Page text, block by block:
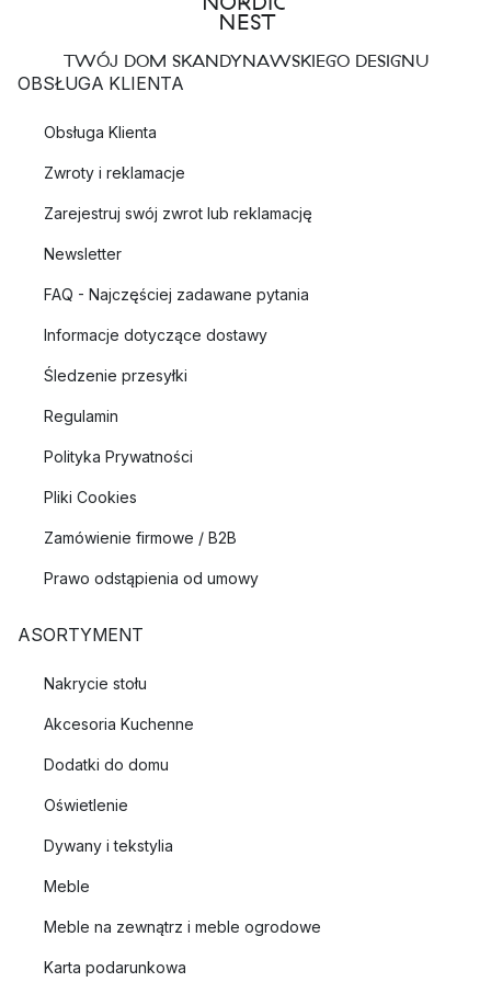
TWÓJ DOM SKANDYNAWSKIEGO DESIGNU
OBSŁUGA KLIENTA
Obsługa Klienta
Zwroty i reklamacje
Zarejestruj swój zwrot lub reklamację
Newsletter
FAQ - Najczęściej zadawane pytania
Informacje dotyczące dostawy
Śledzenie przesyłki
Regulamin
Polityka Prywatności
Pliki Cookies
Zamówienie firmowe / B2B
Prawo odstąpienia od umowy
ASORTYMENT
Nakrycie stołu
Akcesoria Kuchenne
Dodatki do domu
Oświetlenie
Dywany i tekstylia
Meble
Meble na zewnątrz i meble ogrodowe
Karta podarunkowa